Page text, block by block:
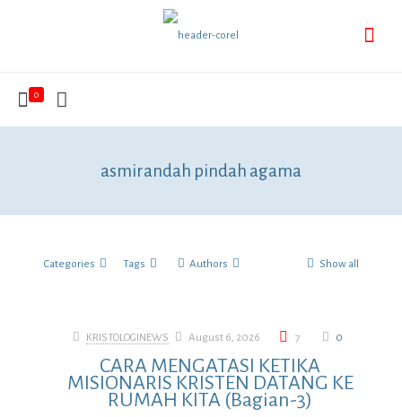
0
asmirandah pindah agama
Categories Tags Authors Show all
KRISTOLOGINEWS August 6, 2026 7 0
CARA MENGATASI KETIKA
MISIONARIS KRISTEN DATANG KE
RUMAH KITA (Bagian-3)